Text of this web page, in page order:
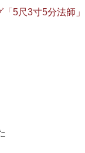
5尺3寸5分法師」